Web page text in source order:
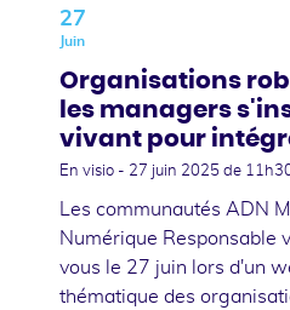
27
Juin
Organisations
les managers
vivant pour
En visio - 27 juin 2025 de
Les communautés ADN
Numérique Responsable
vous le 27 juin lors d'un
thématique des